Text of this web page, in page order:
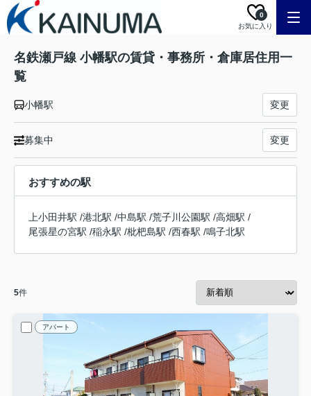
お気に入り
0
名鉄瀬戸線 小幡駅の賃貸・事務所・倉庫居住用一
覧
小幡駅 変更
募集中 変更
おすすめの駅
上小田井駅 /港北駅 /中島駅 /荒子川公園駅 /高畑駅 /
尾張星の宮駅 /稲永駅 /枇杷島駅 /西春駅 /鳴子北駅
5件
アパート